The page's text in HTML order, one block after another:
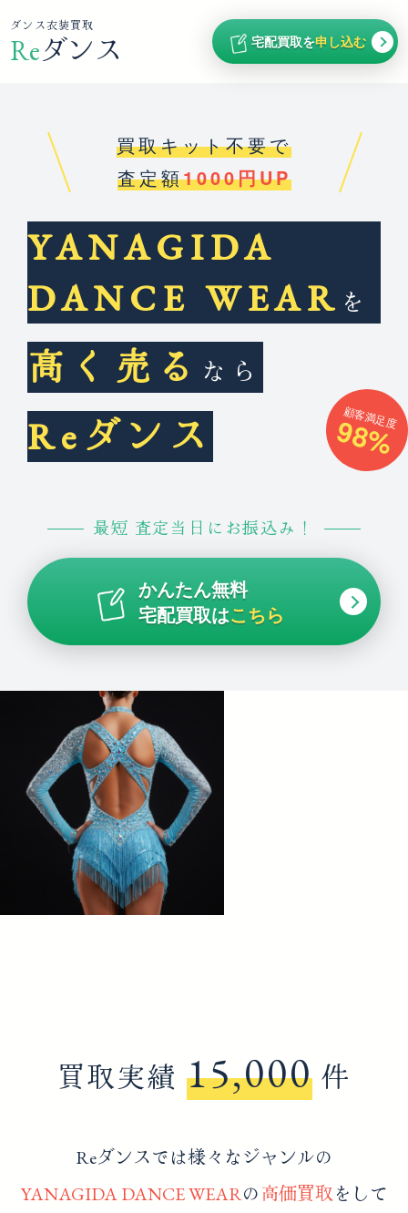
ダンス衣装買取
Reダンス 宅配買取を申し込む
買取キット不要で
査定額1000円UP
YANAGIDA
DANCE WEAR を
高く売る なら
Reダンス 顧客満足度
98%
最短 査定当日にお振込み！
かんたん無料
宅配買取はこちら
買取実績 15,000 件
Reダンスでは様々なジャンルの
YANAGIDA DANCE WEARの高価買取をして